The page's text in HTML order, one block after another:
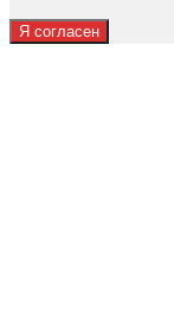
Я согласен